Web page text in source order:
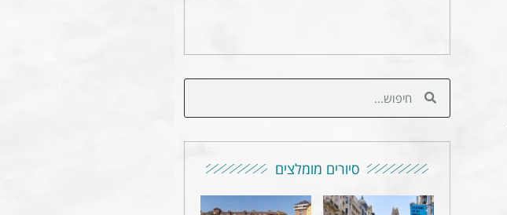
סיורים מומלצים